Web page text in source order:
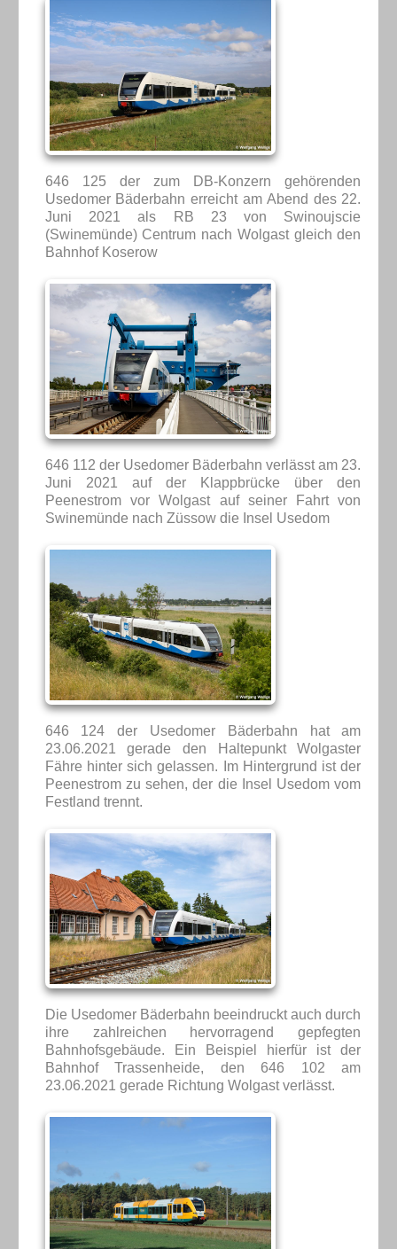
646 125 der zum DB-Konzern gehörenden
Usedomer Bäderbahn erreicht am Abend des 22.
Juni 2021 als RB 23 von Swinoujscie
(Swinemünde) Centrum nach Wolgast gleich den
Bahnhof Koserow
646 112 der Usedomer Bäderbahn verlässt am 23.
Juni 2021 auf der Klappbrücke über den
Peenestrom vor Wolgast auf seiner Fahrt von
Swinemünde nach Züssow die Insel Usedom
646 124 der Usedomer Bäderbahn hat am
23.06.2021 gerade den Haltepunkt Wolgaster
Fähre hinter sich gelassen. Im Hintergrund ist der
Peenestrom zu sehen, der die Insel Usedom vom
Festland trennt.
Die Usedomer Bäderbahn beeindruckt auch durch
ihre zahlreichen hervorragend gepfegten
Bahnhofsgebäude. Ein Beispiel hierfür ist der
Bahnhof Trassenheide, den 646 102 am
23.06.2021 gerade Richtung Wolgast verlässt.